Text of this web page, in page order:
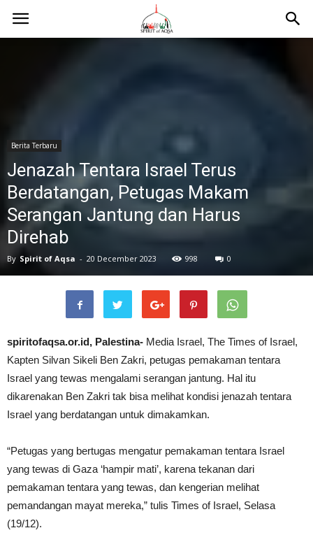
Berita Terbaru
Jenazah Tentara Israel Terus
Berdatangan, Petugas Makam
Serangan Jantung dan Harus
Direhab
By Spirit of Aqsa - 20 December 2023 998 0
spiritofaqsa.or.id, Palestina- Media Israel, The Times of Israel,
Kapten Silvan Sikeli Ben Zakri, petugas pemakaman tentara
Israel yang tewas mengalami serangan jantung. Hal itu
dikarenakan Ben Zakri tak bisa melihat kondisi jenazah tentara
Israel yang berdatangan untuk dimakamkan.
“Petugas yang bertugas mengatur pemakaman tentara Israel
yang tewas di Gaza ‘hampir mati’, karena tekanan dari
pemakaman tentara yang tewas, dan kengerian melihat
pemandangan mayat mereka,” tulis Times of Israel, Selasa
(19/12).